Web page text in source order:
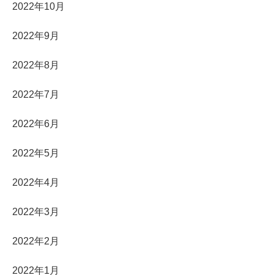
2022年10月
2022年9月
2022年8月
2022年7月
2022年6月
2022年5月
2022年4月
2022年3月
2022年2月
2022年1月